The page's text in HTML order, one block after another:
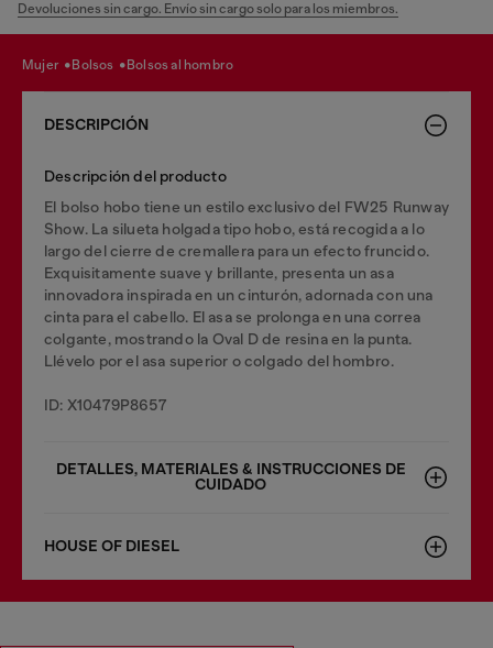
Devoluciones sin cargo. Envío sin cargo solo para los miembros.
mujer bolsos bolsos al hombro
DESCRIPCIÓN
Descripción del producto
El bolso hobo tiene un estilo exclusivo del FW25 Runway
Show. La silueta holgada tipo hobo, está recogida a lo
largo del cierre de cremallera para un efecto fruncido.
Exquisitamente suave y brillante, presenta un asa
innovadora inspirada en un cinturón, adornada con una
cinta para el cabello. El asa se prolonga en una correa
colgante, mostrando la Oval D de resina en la punta.
Llévelo por el asa superior o colgado del hombro.
ID: X10479P8657
DETALLES, MATERIALES & INSTRUCCIONES DE
CUIDADO
HOUSE OF DIESEL